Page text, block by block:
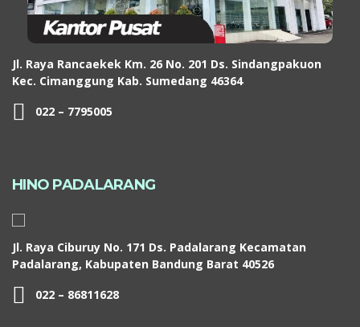
Jl. Raya Rancaekek Km. 26 No. 201 Ds. Sindangpakuon
Kec. Cimanggung Kab. Sumedang 46364
022 – 7795005
HINO PADALARANG
Jl. Raya Ciburuy No. 171 Ds. Padalarang Kecamatan
Padalarang, Kabupaten Bandung Barat 40526
022 – 86811628